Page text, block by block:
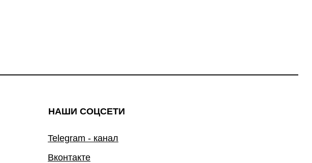
НАШИ СОЦСЕТИ
Telegram - канал
Вконтакте